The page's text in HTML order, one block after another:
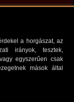
a horgászat, az
irányok, tesztek,
egyszerűen csak
mások által